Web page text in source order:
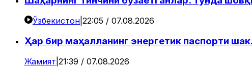
Ўзбекистон 22:05 / 07.08.2026
Ҳар бир маҳалланинг энергетик паспорти
Жамият 21:39 / 07.08.2026